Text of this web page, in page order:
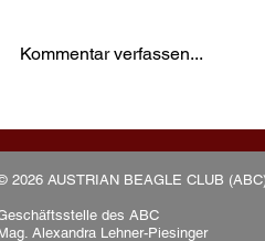
Kommentar verfassen...
2026 AUSTRIAN BEAGLE CLUB
des ABC
Alexandra Lehner-Piesinger